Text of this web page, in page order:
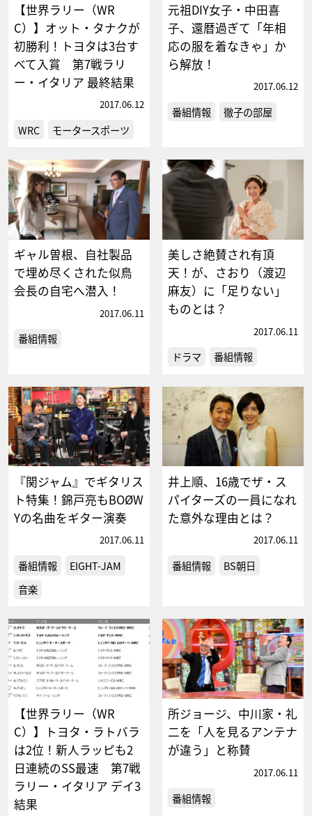
【世界ラリー（WR
C）】オット・タナクが
初勝利！トヨタは3台す
べて入賞 第7戦ラリ
ー・イタリア 最終結果
2017.06.12
WRC モータースポーツ
元祖DIY女子・中田喜
子、還暦過ぎて「年相
応の服を着なきゃ」か
ら解放！
2017.06.12
番組情報 徹子の部屋
ギャル曽根、自社製品
で埋め尽くされた似鳥
会長の自宅へ潜入！
2017.06.11
番組情報
美しさ絶賛され有頂
天！が、さおり（渡辺
麻友）に「足りない」
ものとは？
2017.06.11
ドラマ 番組情報
『関ジャム』でギタリス
ト特集！錦戸亮もBOØW
Yの名曲をギター演奏
2017.06.11
番組情報
EIGHT-JAM
音楽
井上順、16歳でザ・ス
パイターズの一員になれ
た意外な理由とは？
2017.06.11
番組情報 BS朝日
【世界ラリー（WR
C）】トヨタ・ラトバラ
は2位！新人ラッピも2
日連続のSS最速 第7戦
ラリー・イタリア デイ3
結果
所ジョージ、中川家・礼
二を「人を見るアンテナ
が違う」と称賛
2017.06.11
番組情報